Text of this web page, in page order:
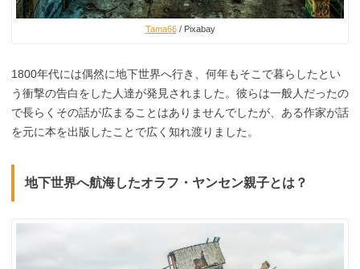
Tama66/ Pixabay
1800年代には偶然に地下世界へ行き、何年もそこで暮らしたとい
う衝撃の告白をした人達が発見されました。彼らは一般人だったの
で長らくその話が広まることはありませんでしたが、ある作家が話
を元に本を出版したことで広く知れ渡りました。
地下世界へ航海したオラフ・ヤンセン親子とは？